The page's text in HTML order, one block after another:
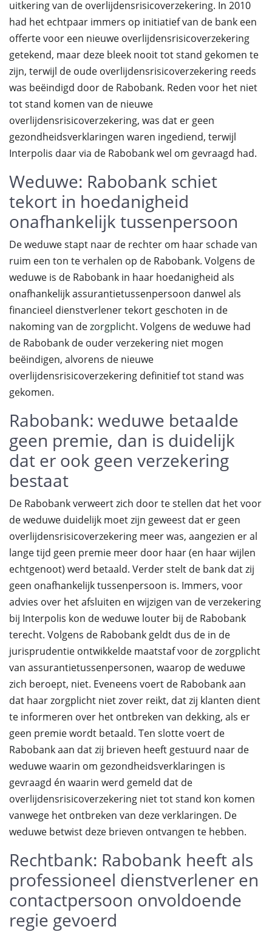
uitkering van de overlijdensrisicoverzekering. In 2010
had het echtpaar immers op initiatief van de bank een
offerte voor een nieuwe overlijdensrisicoverzekering
getekend, maar deze bleek nooit tot stand gekomen te
zijn, terwijl de oude overlijdensrisicoverzekering reeds
was beëindigd door de Rabobank. Reden voor het niet
tot stand komen van de nieuwe
overlijdensrisicoverzekering, was dat er geen
gezondheidsverklaringen waren ingediend, terwijl
Interpolis daar via de Rabobank wel om gevraagd had.
Weduwe: Rabobank schiet
tekort in hoedanigheid
onafhankelijk tussenpersoon
De weduwe stapt naar de rechter om haar schade van
ruim een ton te verhalen op de Rabobank. Volgens de
weduwe is de Rabobank in haar hoedanigheid als
onafhankelijk assurantietussenpersoon danwel als
financieel dienstverlener tekort geschoten in de
nakoming van dezorgplicht. Volgens de weduwe had
de Rabobank de ouder verzekering niet mogen
beëindigen, alvorens de nieuwe
overlijdensrisicoverzekering definitief tot stand was
gekomen.
Rabobank: weduwe betaalde
geen premie, dan is duidelijk
dat er ook geen verzekering
bestaat
De Rabobank verweert zich door te stellen dat het voor
de weduwe duidelijk moet zijn geweest dat er geen
overlijdensrisicoverzekering meer was, aangezien er al
lange tijd geen premie meer door haar (en haar wijlen
echtgenoot) werd betaald. Verder stelt de bank dat zij
geen onafhankelijk tussenpersoon is. Immers, voor
advies over het afsluiten en wijzigen van de verzekering
bij Interpolis kon de weduwe louter bij de Rabobank
terecht. Volgens de Rabobank geldt dus de in de
jurisprudentie ontwikkelde maatstaf voor de zorgplicht
van assurantietussenpersonen, waarop de weduwe
zich beroept, niet. Eveneens voert de Rabobank aan
dat haar zorgplicht niet zover reikt, dat zij klanten dient
te informeren over het ontbreken van dekking, als er
geen premie wordt betaald. Ten slotte voert de
Rabobank aan dat zij brieven heeft gestuurd naar de
weduwe waarin om gezondheidsverklaringen is
gevraagd én waarin werd gemeld dat de
overlijdensrisicoverzekering niet tot stand kon komen
vanwege het ontbreken van deze verklaringen. De
weduwe betwist deze brieven ontvangen te hebben.
Rechtbank: Rabobank heeft als
professioneel dienstverlener en
contactpersoon onvoldoende
regie gevoerd